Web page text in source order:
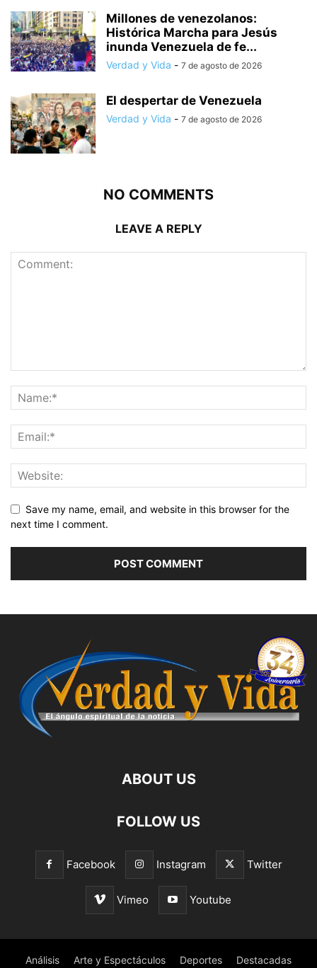
Millones de venezolanos:
Histórica Marcha para Jesús
inunda Venezuela de fe...
Verdad y Vida - 7 de agosto de 2026
El despertar de Venezuela
Verdad y Vida - 7 de agosto de 2026
NO COMMENTS
LEAVE A REPLY
Save my name, email, and website in this browser for the
next time I comment.
ABOUT US
FOLLOW US
Facebook Instagram Twitter
Vimeo Youtube
Análisis Arte y Espectáculos Deportes Destacadas